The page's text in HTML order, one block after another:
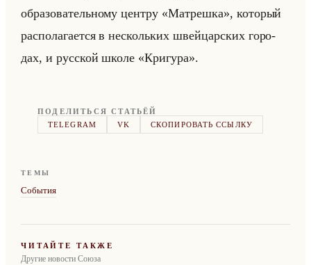
об­ра­зо­ва­тельно­му цен­тру «Матрешка», ко­то­рый
рас­по­ла­га­ет­ся в нескольких швейцар­ских го­ро­
дах, и рус­ской школе «Кригура».
ПОДЕЛИТЬСЯ СТАТЬЁЙ
TELEGRAM
VK СКОПИРОВАТЬ ССЫЛКУ
ТЕМЫ
События
ЧИТАЙТЕ ТАКЖЕ
Другие новости Союза